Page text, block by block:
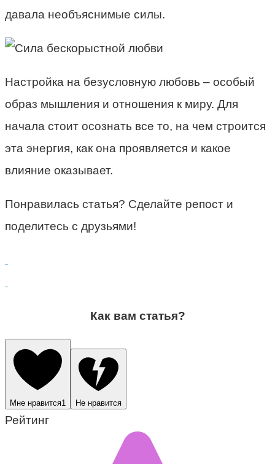
давала необъяснимые силы.
Настройка на безусловную любовь – особый
образ мышления и отношения к миру. Для
начала стоит осознать все то, на чем строится
эта энергия, как она проявляется и какое
влияние оказывает.
Понравилась статья? Сделайте репост и
поделитесь с друзьями!
Как вам статья?
Мне нравится1 Не нравится
Рейтинг